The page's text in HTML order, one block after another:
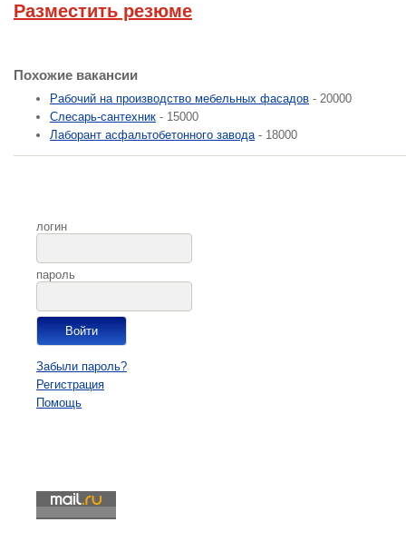
Разместить резюме
Похожие вакансии
Рабочий на производство мебельных фасадов - 20000
Слесарь-сантехник - 15000
Лаборант асфальтобетонного завода- 18000
логин
пароль
Забыли пароль?
Регистрация
Помощь